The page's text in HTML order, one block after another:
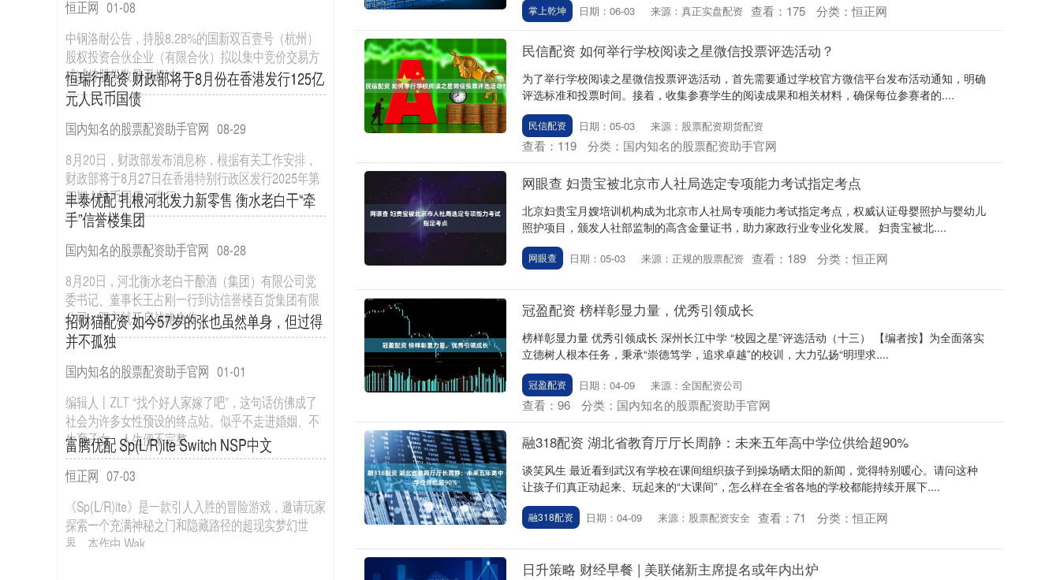
掌上乾坤 日期：06-03 来源：真正实盘配资 查看： 175 分类：恒正网
民信配资 如何举行学校阅读之星微信投票评选活动？
为了举行学校阅读之星微信投票评选活动，首先需要通过学校官方微信平台发布活动通知，明确
评选标准和投票时间。接着，收集参赛学生的阅读成果和相关材料，确保每位参赛者的....
民信配资 日期：05-03 来源：股票配资期货配资
查看： 119 分类： 国内知名的股票配资助手官网
网眼查 妇贵宝被北京市人社局选定专项能力考试指定考点
北京妇贵宝月嫂培训机构成为北京市人社局专项能力考试指定考点，权威认证母婴照护与婴幼儿
照护项目，颁发人社部监制的高含金量证书，助力家政行业专业化发展。 妇贵宝被北....
网眼查 日期：05-03 来源：正规的股票配资 查看： 189 分类：恒正网
冠盈配资 榜样彰显力量，优秀引领成长
榜样彰显力量 优秀引领成长 深州长江中学 “校园之星”评选活动（十三） 【编者按】为全面落实
立德树人根本任务，秉承“崇德笃学，追求卓越”的校训，大力弘扬“明理求....
冠盈配资 日期：04-09 来源：全国配资公司
查看： 96 分类： 国内知名的股票配资助手官网
融318配资 湖北省教育厅厅长周静：未来五年高中学位供给超90%
谈笑风生 最近看到武汉有学校在课间组织孩子到操场晒太阳的新闻，觉得特别暖心。请问这种
让孩子们真正动起来、玩起来的“大课间”，怎么样在全省各地的学校都能持续开展下....
融318配资 日期：04-09 来源：股票配资安全 查看： 71 分类：恒正网
日升策略 财经早餐 | 美联储新主席提名或年内出炉
国内知名的股票配资助手官网
8月10日，成都世运会台球比赛在中国民航飞行学院
天府校区体育馆开赛。中国运动员史天琪首发出场，
在八球混合赛中以5比3的成
中股所配资 达利欧事了拂衣去，桥水的路到底
该向何方？
恒正网 08-04
在世界投资界之中，桥水基金的创始人达利欧可谓是
一代教父的存在，对于多少人来说是看着达利欧的书
进入投资圈的，然而就在最近世
火牛配资 何以中国｜渤海潮涌六百年，津门新
韵启华章_大皖新闻 | 安徽网
恒正网 08-08
天津，一座拥有六百年历史的城市，依河海而兴，因
开放而盛。历史长卷中，天津以漕运之利沟通南北，
凭海河之便眺望世界。岁月流转
国融汇通配资 成都世运会全方位打造“赛时家
园”&#32;“蓉”情守护世运梦
恒正网 08-11
中国妇女报全媒体记者任然 发自成都 住宿、交通保障
到位，打造“赛时成都家园”；为参赛者提供中医体
验；8600余名志愿者活
股神配资 2025年9月12日天津韩家墅海吉星农
产品物流有限公司价格行情
恒正网 09-18
（原标题：2025年9月12日天津韩家墅海吉星农产品